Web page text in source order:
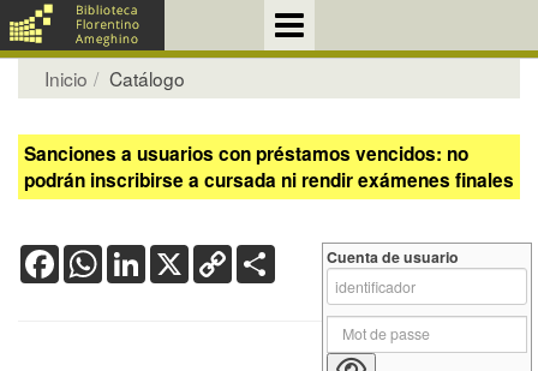
Inicio Catálogo
Sanciones a usuarios con préstamos vencidos: no
podrán inscribirse a cursada ni rendir exámenes finales
FacebookWhatsApp
LinkedIn
X Copy
Link
Cuenta de usuario